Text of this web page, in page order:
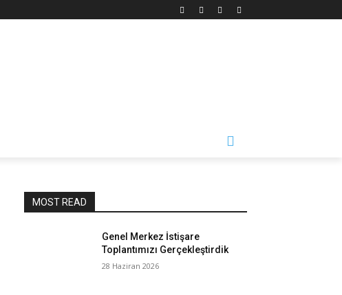
MOST READ
Genel Merkez İstişare
Toplantımızı Gerçekleştirdik
28 Haziran 2026